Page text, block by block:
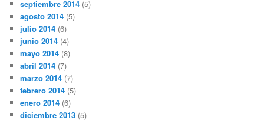
septiembre 2014 (5)
agosto 2014 (5)
julio 2014 (6)
junio 2014 (4)
mayo 2014 (8)
abril 2014 (7)
marzo 2014 (7)
febrero 2014 (5)
enero 2014 (6)
diciembre 2013 (5)